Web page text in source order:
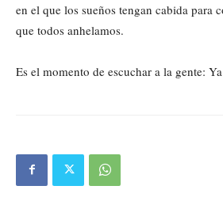
en el que los sueños tengan cabida para
que todos anhelamos.
Es el momento de escuchar a la gente: